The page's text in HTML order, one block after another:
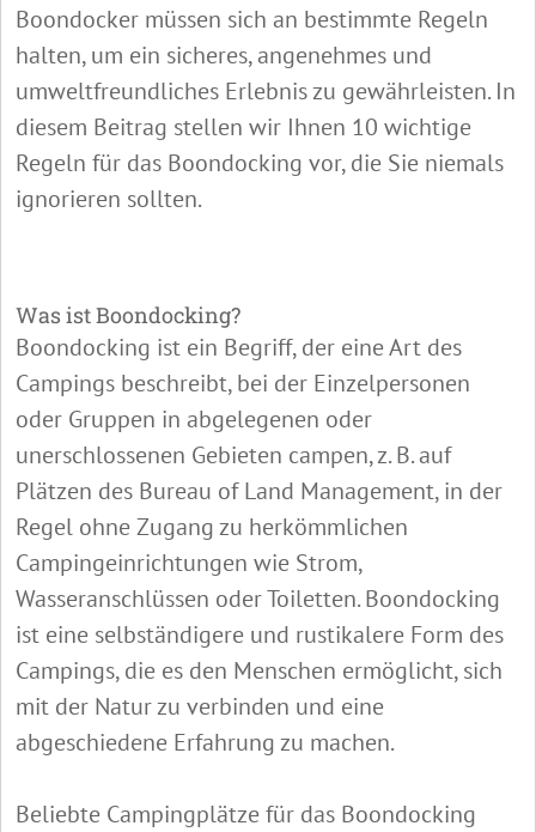
Boondocker müssen sich an bestimmte Regeln
halten, um ein sicheres, angenehmes und
umweltfreundliches Erlebnis zu gewährleisten. In
diesem Beitrag stellen wir Ihnen 10 wichtige
Regeln für das Boondocking vor, die Sie niemals
ignorieren sollten.
Was ist Boondocking?
Boondocking ist ein Begriff, der eine Art des
Campings beschreibt, bei der Einzelpersonen
oder Gruppen in abgelegenen oder
unerschlossenen Gebieten campen, z. B. auf
Plätzen des Bureau of Land Management, in der
Regel ohne Zugang zu herkömmlichen
Campingeinrichtungen wie Strom,
Wasseranschlüssen oder Toiletten. Boondocking
ist eine selbständigere und rustikalere Form des
Campings, die es den Menschen ermöglicht, sich
mit der Natur zu verbinden und eine
abgeschiedene Erfahrung zu machen.
Beliebte Campingplätze für das Boondocking